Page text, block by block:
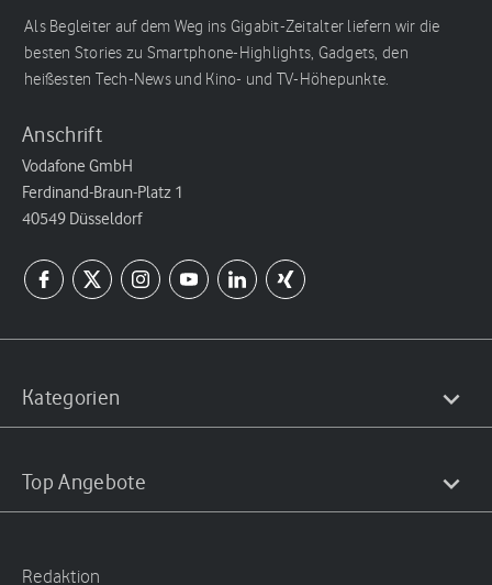
Als Begleiter auf dem Weg ins Gigabit-Zeitalter liefern wir die
besten Stories zu Smartphone-Highlights, Gadgets, den
heißesten Tech-News und Kino- und TV-Höhepunkte.
Anschrift
Vodafone GmbH
Ferdinand-Braun-Platz 1
40549 Düsseldorf
Kategorien
Top Angebote
Redaktion